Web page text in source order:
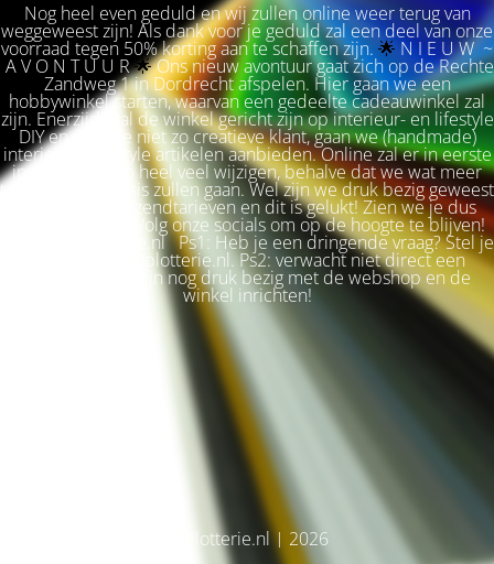
Nog heel even geduld en wij zullen online weer terug van
weggeweest zijn! Als dank voor je geduld zal een deel van onze
voorraad tegen 50% korting aan te schaffen zijn. 🌟 N I E U W ~
A V O N T U U R🌟Ons nieuw avontuur gaat zich op de Rechte
Zandweg 1 in Dordrecht afspelen. Hier gaan we een
hobbywinkel starten, waarvan een gedeelte cadeauwinkel zal
zijn. Enerzijds zal de winkel gericht zijn op interieur- en lifestyle
DIY en voor de niet zo creatieve klant, gaan we (handmade)
interieur & lifestyle artikelen aanbieden. Online zal er in eerste
instantie niet zo heel veel wijzigen, behalve dat we wat meer
terug naar de basis zullen gaan. Wel zijn we druk bezig geweest
met betere verzendtarieven en dit is gelukt! Zien we je dus
snel weer terug? Volg onze socials om op de hoogte te blijven!
Liefs, Ilse. Plotterie.nl Ps1: Heb je een dringende vraag? Stel je
vraag via info@plotterie.nl. Ps2: verwacht niet direct een
antwoord. We zijn nog druk bezig met de webshop en de
winkel inrichten!
© Plotterie.nl | 2026